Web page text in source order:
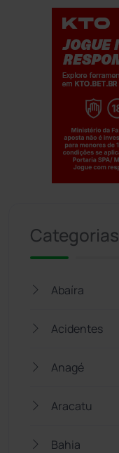
Categorias
Abaíra
Acidentes
Anagé
Aracatu
Bahia